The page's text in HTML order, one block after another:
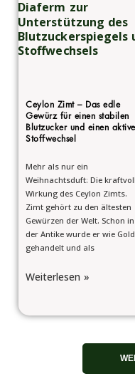
Ceylon Zimt – Das edle
Gewürz für einen stabilen
Blutzucker und einen
Stoffwechsel
Mehr als nur ein
Weihnachtsduft: Die
Wirkung des Ceylon Zimts.
Zimt gehört zu den ältesten
Gewürzen der Welt. Schon in
der Antike wurde er wie Gold
gehandelt und als
Weiterlesen »